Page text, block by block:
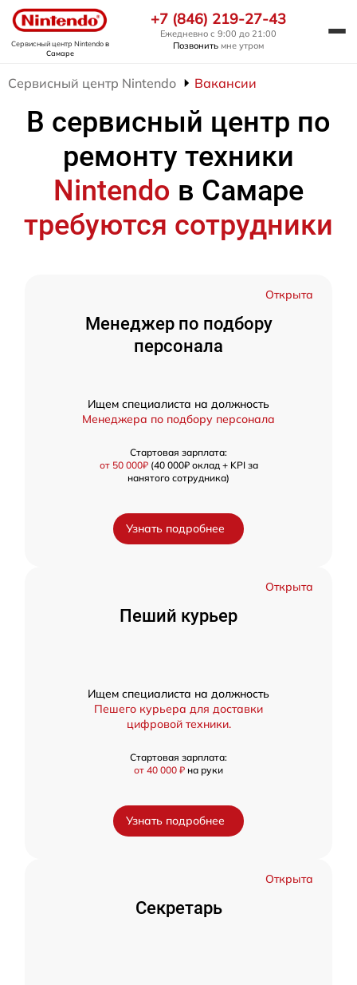
Сервисный центр Nintendoв
Самаре
+7 (846) 219-27-43
Ежедневно с 9:00 до 21:00
Позвонить мне утром
Сервисный центр Nintendo Вакансии
В сервисный центр по
ремонту техники
Nintendo в Самаре
требуются сотрудники
Открыта
Менеджер по подбору
персонала
Ищем специалиста на должность
Менеджера по подбору персонала
Стартовая зарплата:
от 50 000₽(40 000₽ оклад + KPI за
нанятого сотрудника)
Узнать подробнее
Открыта
Пеший курьер
Ищем специалиста на должность
Пешего курьера для доставки
цифровой техники.
Стартовая зарплата:
от 40 000 ₽ на руки
Узнать подробнее
Открыта
Секретарь